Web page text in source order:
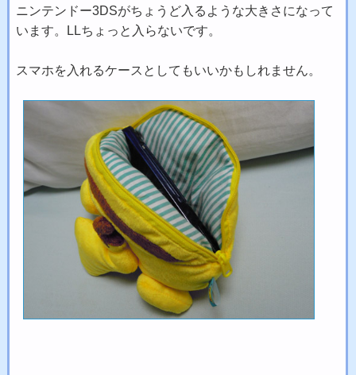
ニンテンドー3DSがちょうど入るような大きさになって
います。LLちょっと入らないです。
スマホを入れるケースとしてもいいかもしれません。